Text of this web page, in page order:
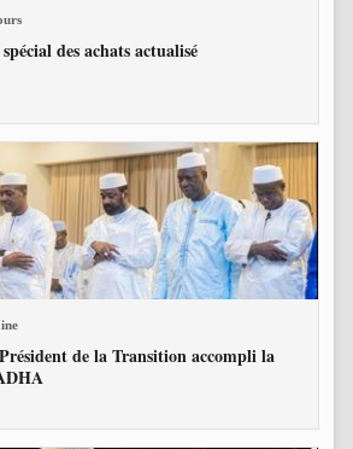
des achats actualisé
de la Transition accompli la